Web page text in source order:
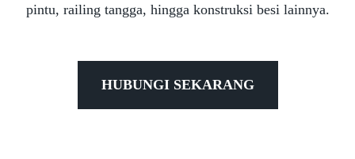
pintu, railing tangga, hingga konstruksi besi lainnya.
HUBUNGI SEKARANG